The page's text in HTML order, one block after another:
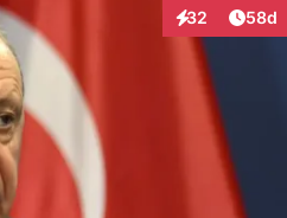
32
Interaktionen
58d